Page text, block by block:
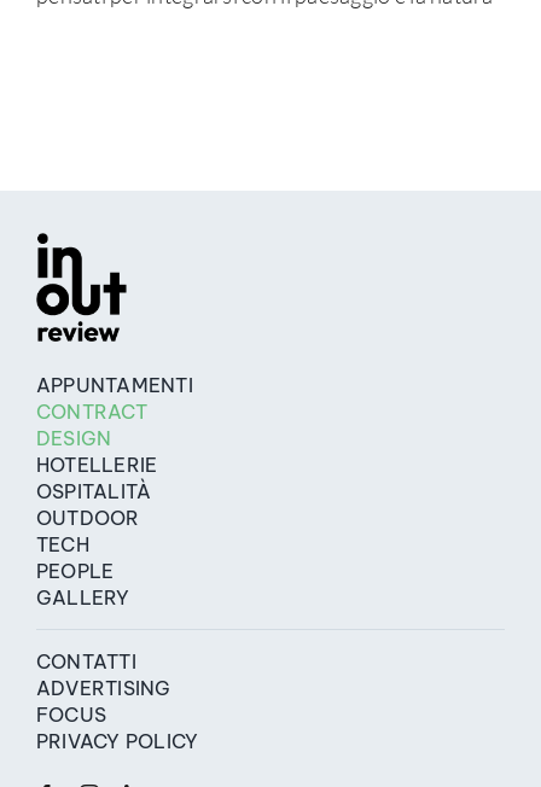
APPUNTAMENTI
CONTRACT
DESIGN
HOTELLERIE
OSPITALITÀ
OUTDOOR
TECH
PEOPLE
GALLERY
CONTATTI
ADVERTISING
FOCUS
PRIVACY POLICY